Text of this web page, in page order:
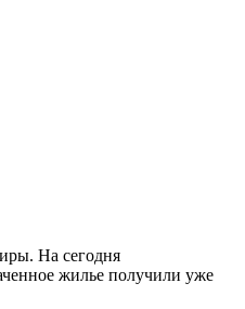
На сегодня
жилье получили уже